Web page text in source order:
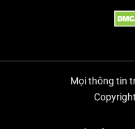
Mọi thông tin